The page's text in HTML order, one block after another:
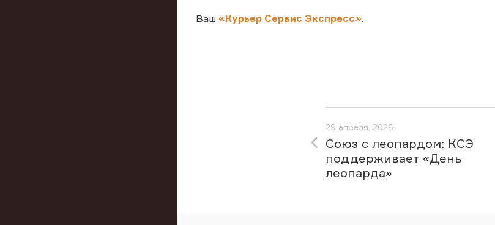
Ваш «Курьер Сервис Экспресс».
29 апреля, 2026
Союз с леопардом: КСЭ
поддерживает «День
леопарда»